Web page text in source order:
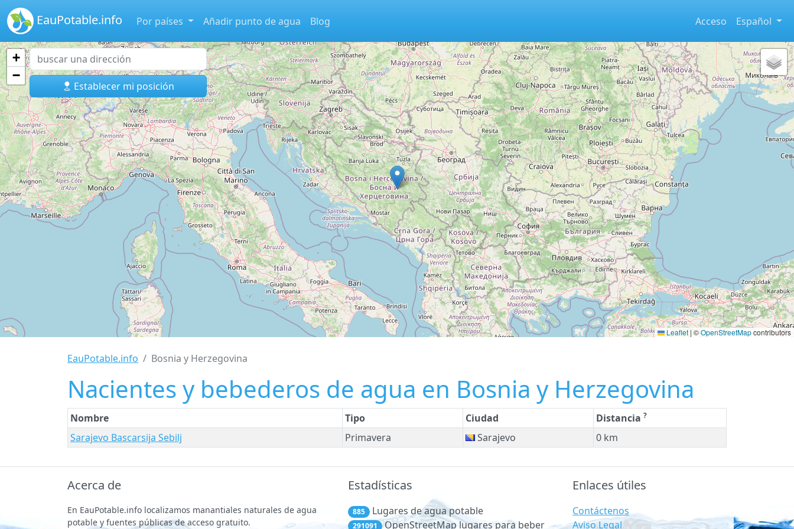
EauPotable.info Por países Añadir punto de agua Blog Acceso Español
Establecer mi posición
+
−
Leaflet | ©OpenStreetMapcontributors
EauPotable.info Bosnia y Herzegovina
Nacientes y bebederos de agua en Bosnia y Herzegovina
Nombre Tipo Ciudad Distancia ?
Sarajevo Bascarsija Sebilj Primavera Sarajevo 0 km
Acerca de
En EauPotable.info localizamos manantiales naturales de agua
potable y fuentes públicas de acceso gratuito.
Estadísticas
885 Lugares de agua potable
291091 OpenStreetMap lugares para beber
Enlaces útiles
Contáctenos
Aviso Legal